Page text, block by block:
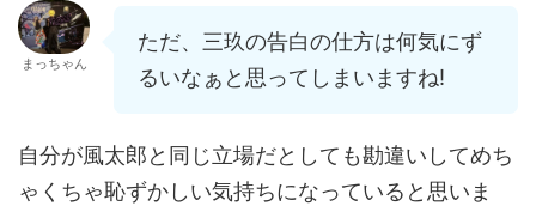
まっちゃん
ただ、三玖の告白の仕方は何気にず
るいなぁと思ってしまいますね!
自分が風太郎と同じ立場だとしても勘違いしてめち
ゃくちゃ恥ずかしい気持ちになっていると思いま